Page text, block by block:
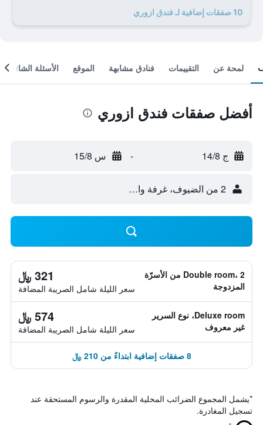
10 صفقات إضافية لـ فندق ازوري
لمحة عن التقييمات فنادق مشابهة الموقع الأسئلة الشائعة
أفضل صفقات فندق ازوري
ج 14/8 - س 15/8
2 من الضيوف، غرفة واحدة
Double room، 2 من الأسرّة
المزدوجة
321 ﷼
سعر الليلة شامل الصريبة المضافة
Deluxe room، نوع السرير
غير معروف
574 ﷼
سعر الليلة شامل الصريبة المضافة
8 صفقات إضافية ابتداءً من 210 ﷼
*يشمل المجموع الضرائب المحلية المقدرة والرسوم المستحقة عند
تسجيل المغادرة.